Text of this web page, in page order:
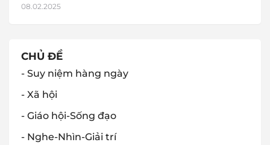
08.02.2025
CHỦ ĐỀ
- Suy niệm hàng ngày
- Xã hội
- Giáo hội-Sống đạo
- Nghe-Nhìn-Giải trí